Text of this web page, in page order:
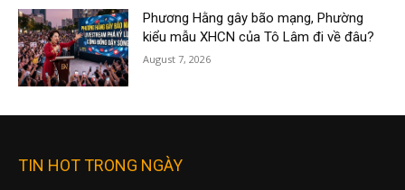
Phương Hằng gây bão mạng, Phường
kiểu mẫu XHCN của Tô Lâm đi về đâu?
August 7, 2026
TIN HOT TRONG NGÀY